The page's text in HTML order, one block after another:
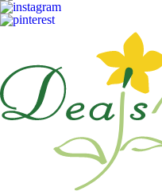
が印象的でした。その鉢植えが映
えるような素敵な庭を作らせても